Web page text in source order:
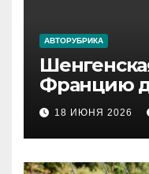
АВТОРУБРИКА
Францию
2026 году:
и список
18 ИЮНЯ 2026